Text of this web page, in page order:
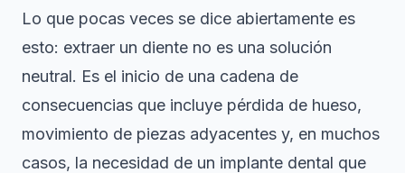
Lo que pocas veces se dice abiertamente es
esto: extraer un diente no es una solución
neutral. Es el inicio de una cadena de
consecuencias que incluye pérdida de hueso,
movimiento de piezas adyacentes y, en muchos
casos, la necesidad de un implante dental que